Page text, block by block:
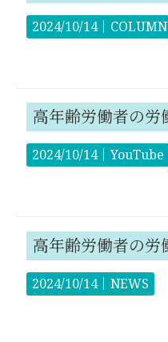
2024/10/14｜ COLUMN
2024/10/14｜YouTube
2024/10/14｜NEWS